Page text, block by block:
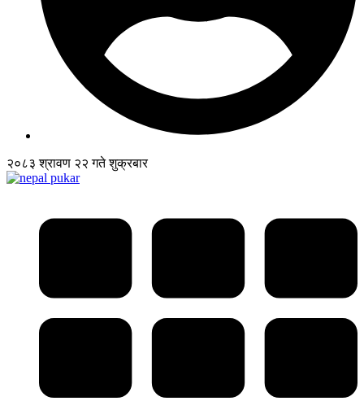
२०८३ श्रावण २२ गते शुक्रबार